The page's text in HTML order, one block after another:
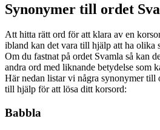
Synonymer till ordet
Att hitta rätt ord för att klara av en
ibland kan det vara till hjälp att ha olika
Om du fastnat på ordet Svamla så kan
andra ord med liknande betydelse som
Här nedan listar vi några synonymer till
till hjälp för att lösa ditt korsord:
Babbla